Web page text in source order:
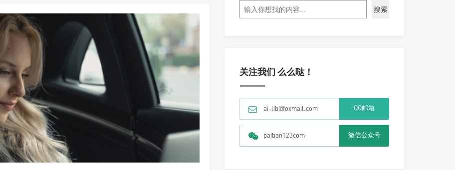
搜索
关注我们 么么哒！
ai-lib@foxmail.com QQ邮箱
paiban123com 微信公众号